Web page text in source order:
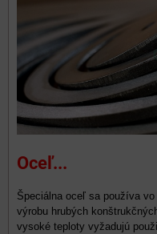
Oceľ...
Špeciálna oceľ sa používa
výrobu hrubých
vysoké teploty vyžadujú